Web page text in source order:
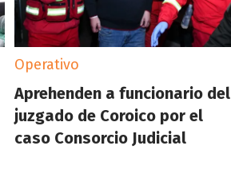
Operativo
Aprehenden a funcionario del
juzgado de Coroico por el
caso Consorcio Judicial